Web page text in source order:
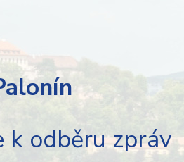
k odběru zpráv